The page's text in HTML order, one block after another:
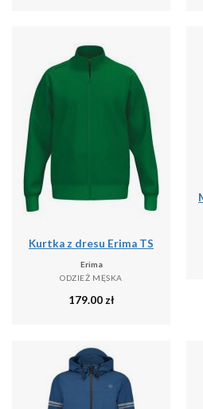
Kurtka z dresu Erima TS
Erima
ODZIEŻ MĘSKA
179.00zł